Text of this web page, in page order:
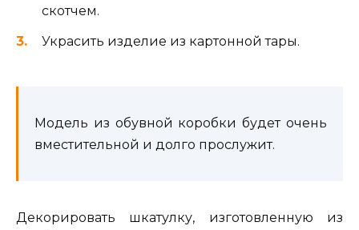
скотчем.
Украсить изделие из картонной тары.
Модель из обувной коробки будет очень
вместительной и долго прослужит.
Декорировать шкатулку, изготовленную из